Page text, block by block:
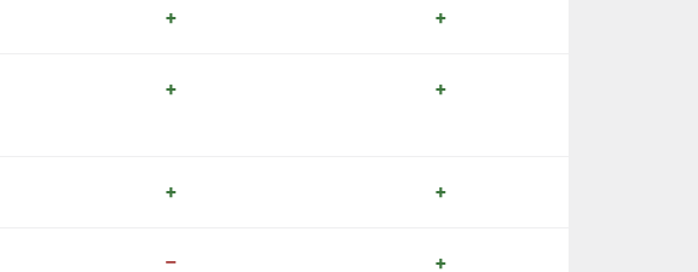
+ +
+ +
+ +
– +